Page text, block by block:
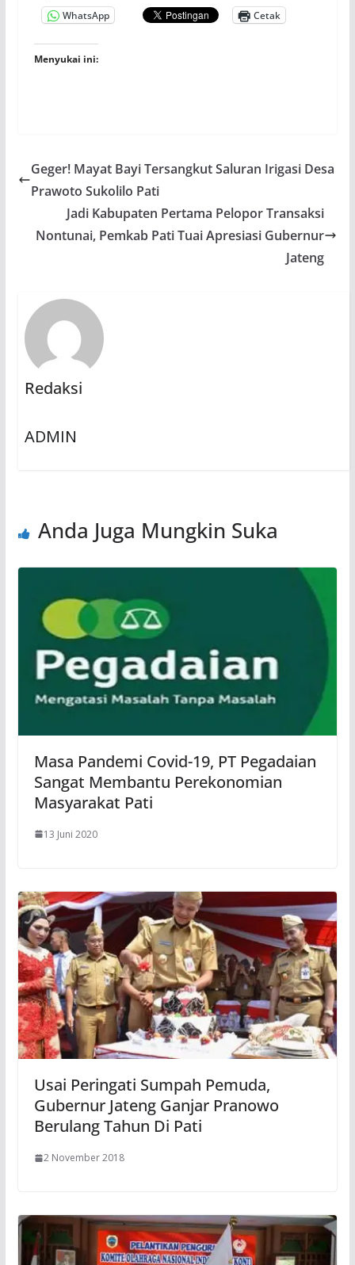
WhatsApp
Cetak
Menyukai ini:
Geger! Mayat Bayi Tersangkut Saluran Irigasi Desa
Prawoto Sukolilo Pati
Jadi Kabupaten Pertama Pelopor Transaksi
Nontunai, Pemkab Pati Tuai Apresiasi Gubernur
Jateng
Redaksi
ADMIN
Anda Juga Mungkin Suka
Masa Pandemi Covid-19, PT Pegadaian
Sangat Membantu Perekonomian
Masyarakat Pati
13 Juni 2020
Usai Peringati Sumpah Pemuda,
Gubernur Jateng Ganjar Pranowo
Berulang Tahun Di Pati
2 November 2018